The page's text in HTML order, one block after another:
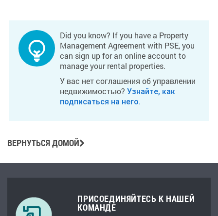
Did you know? If you have a Property
Management Agreement with PSE, you
can sign up for an online account to
manage your rental properties.
У вас нет соглашения об управлении
недвижимостью? Узнайте, как
подписаться на него.
ВЕРНУТЬСЯ ДОМОЙ
ПРИСОЕДИНЯЙТЕСЬ К НАШЕЙ
КОМАНДЕ